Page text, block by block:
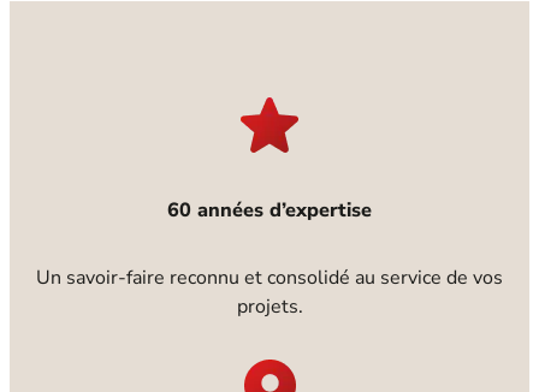
60 années d’expertise
Un savoir-faire reconnu et consolidé au service de vos
projets.